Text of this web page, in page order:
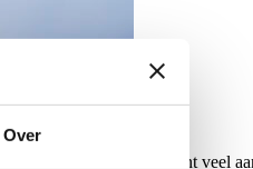
Over
partners. Toch betekent veel